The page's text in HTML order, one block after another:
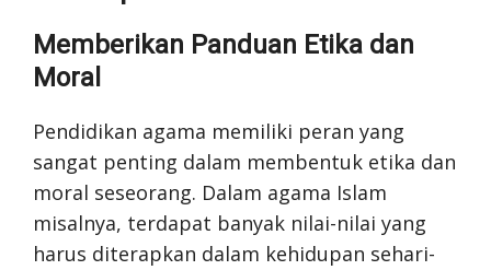
Memberikan Panduan Etika dan
Moral
Pendidikan agama memiliki peran yang
sangat penting dalam membentuk etika dan
moral seseorang. Dalam agama Islam
misalnya, terdapat banyak nilai-nilai yang
harus diterapkan dalam kehidupan sehari-